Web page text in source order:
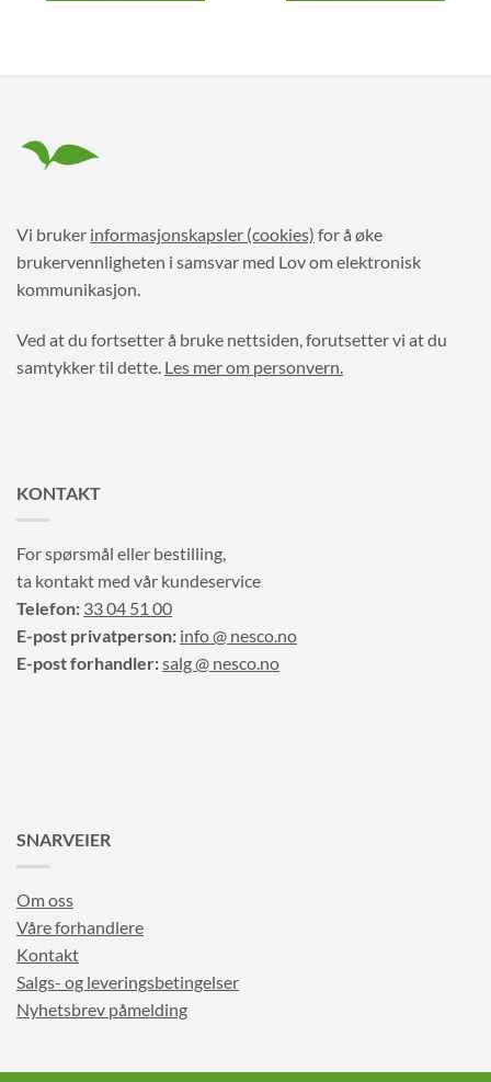
Vi bruker informasjonskapsler (cookies) for å øke
brukervennligheten i samsvar med Lov om elektronisk
kommunikasjon.
Ved at du fortsetter å bruke nettsiden, forutsetter vi at du
samtykker til dette. Les mer om personvern.
KONTAKT
For spørsmål eller bestilling,
ta kontakt med vår kundeservice
Telefon: 33 04 51 00
E-post privatperson: info @ nesco.no
E-post forhandler:salg @ nesco.no
SNARVEIER
Om oss
Våre forhandlere
Kontakt
Salgs- og leveringsbetingelser
Nyhetsbrev påmelding